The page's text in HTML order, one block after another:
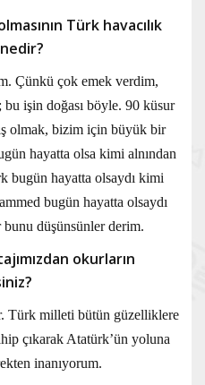
Türk havacılık
Çünkü çok emek verdim,
bu işin doğası böyle. 90 küsur
olmak, bizim için büyük bir
hayatta olsa kimi alnından
bugün hayatta olsaydı kimi
bugün hayatta olsaydı
düşünsünler derim.
okurların
Türk milleti bütün güzelliklere
çıkarak Atatürk’ün yoluna
inanıyorum.